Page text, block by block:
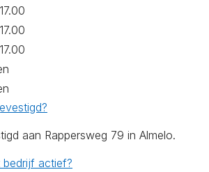
aan Rappersweg 79 in Almelo.
actief?